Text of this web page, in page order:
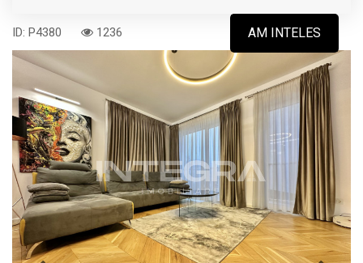
AM INTELES
ID: P4380 1236